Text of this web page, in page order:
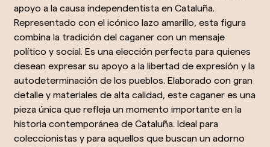
apoyo a la causa independentista en Cataluña.
Representado con el icónico lazo amarillo, esta figura
combina la tradición del caganer con un mensaje
político y social. Es una elección perfecta para quienes
desean expresar su apoyo a la libertad de expresión y la
autodeterminación de los pueblos. Elaborado con gran
detalle y materiales de alta calidad, este caganer es una
pieza única que refleja un momento importante en la
historia contemporánea de Cataluña. Ideal para
coleccionistas y para aquellos que buscan un adorno